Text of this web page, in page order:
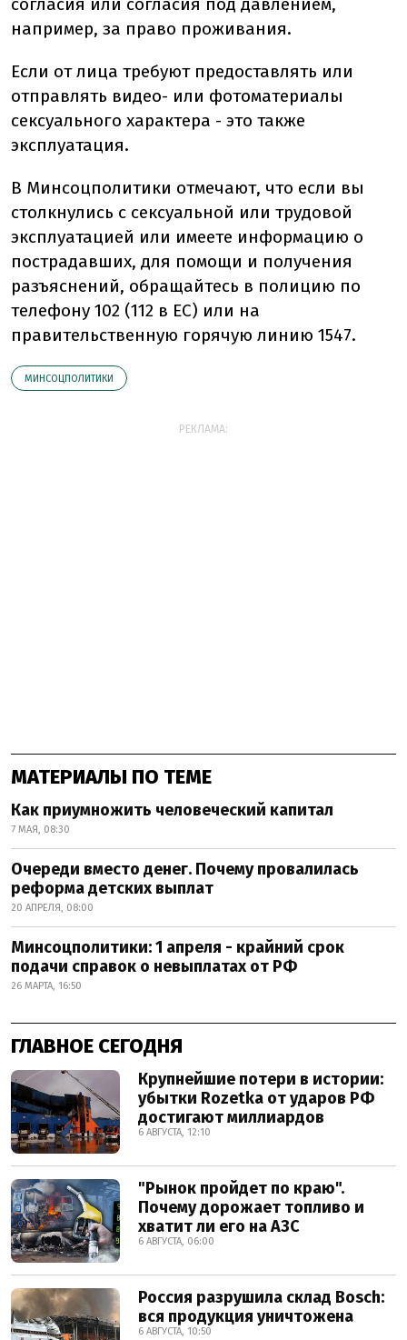
например, за право проживания.
Если от лица требуют предоставлять или
отправлять видео- или фотоматериалы
сексуального характера - это также
эксплуатация.
В Минсоцполитики отмечают, что если вы
столкнулись с сексуальной или трудовой
эксплуатацией или имеете информацию о
пострадавших, для помощи и получения
разъяснений, обращайтесь в полицию по
телефону 102 (112 в ЕС) или на
правительственную горячую линию 1547.
МИНСОЦПОЛИТИКИ
РЕКЛАМА:
МАТЕРИАЛЫ ПО ТЕМЕ
Как приумножить человеческий капитал
7 МАЯ, 08:30
Очереди вместо денег. Почему провалилась
реформа детских выплат
20 АПРЕЛЯ, 08:00
Минсоцполитики: 1 апреля - крайний срок
подачи справок о невыплатах от РФ
26 МАРТА, 16:50
ГЛАВНОЕ СЕГОДНЯ
Крупнейшие потери в истории:
убытки Rozetka от ударов РФ
достигают миллиардов
6 АВГУСТА, 12:10
"Рынок пройдет по краю".
Почему дорожает топливо и
хватит ли его на АЗС
6 АВГУСТА, 06:00
Россия разрушила склад Bosch:
вся продукция уничтожена
6 АВГУСТА, 10:50